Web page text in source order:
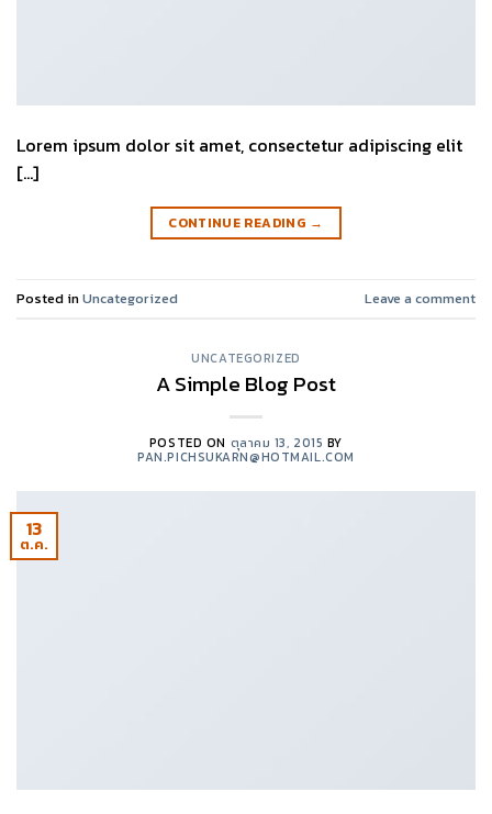
Lorem ipsum dolor sit amet, consectetur adipiscing elit
[…]
CONTINUE READING →
Posted inUncategorized Leave a comment
UNCATEGORIZED
A Simple Blog Post
POSTED ON ตุลาคม 13, 2015 BY
PAN.PICHSUKARN@HOTMAIL.COM
13
ต.ค.